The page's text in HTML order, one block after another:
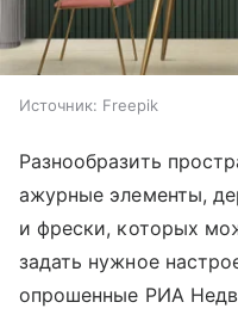
Источник: Freepik
Разнообразить
ажурные элементы,
и фрески, которых
задать нужное
опрошенные РИА